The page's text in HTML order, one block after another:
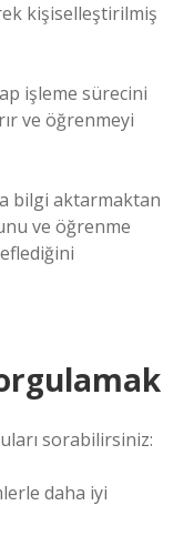
kişiselleştirilmiş
işleme sürecini
ve öğrenmeyi
bilgi aktarmaktan
ve öğrenme
sorabilirsiniz:
daha iyi